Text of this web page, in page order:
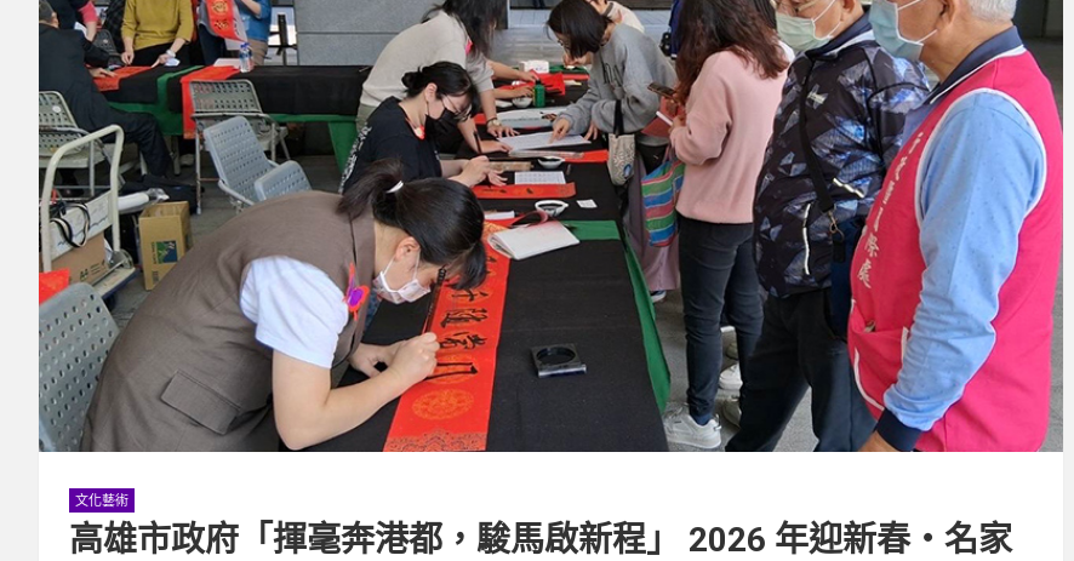
文化藝術
高雄市政府「揮毫奔港都，駿馬啟新程」 2026 年迎新春・名家